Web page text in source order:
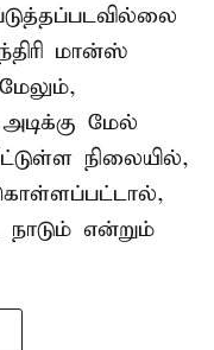
மான்ஸ்
மேல்
நிலையில்,
என்றும்